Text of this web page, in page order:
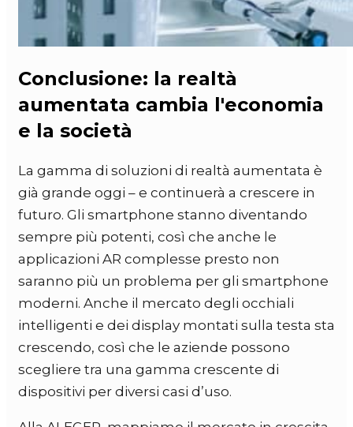
Conclusione: la realtà
aumentata cambia l'economia
e la società
La gamma di soluzioni di realtà aumentata è
già grande oggi – e continuerà a crescere in
futuro. Gli smartphone stanno diventando
sempre più potenti, così che anche le
applicazioni AR complesse presto non
saranno più un problema per gli smartphone
moderni. Anche il mercato degli occhiali
intelligenti e dei display montati sulla testa sta
crescendo, così che le aziende possono
scegliere tra una gamma crescente di
dispositivi per diversi casi d’uso.